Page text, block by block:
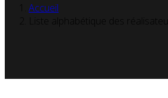
Accueil
Liste alphabétique des